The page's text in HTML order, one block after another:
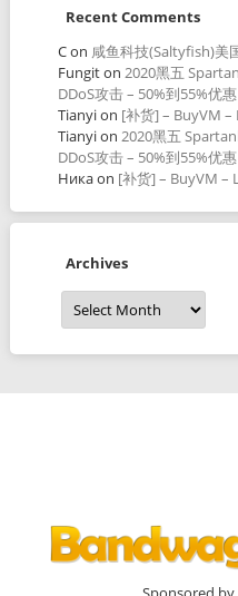
Recent Comments
Con 咸鱼科技(Saltyfish)美
Fungiton 2020黑五
DDoS攻击 – 50%到55%优惠
Tianyion [补货] – BuyVM –
Tianyion 2020黑五
DDoS攻击 – 50%到55%优惠
Никаon [补货] – BuyVM –
Archives
Archives